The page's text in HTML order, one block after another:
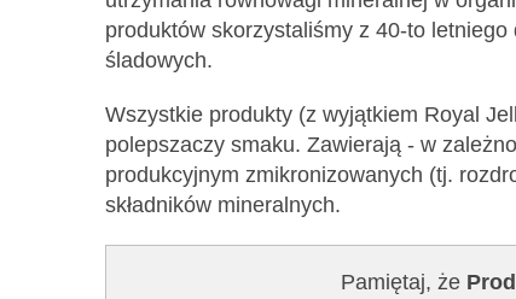
produktów skorzystaliśmy z 40-to
śladowych.
Wszystkie produkty (z wyjątkiem Royal
polepszaczy smaku. Zawierają - w
produkcyjnym zmikronizowanych (tj.
składników mineralnych.
Pamiętaj, że